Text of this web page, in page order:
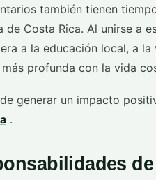
también tienen
de Costa Rica. Al unirse a
a la educación local, a
profunda con la vida
generar un impacto
.